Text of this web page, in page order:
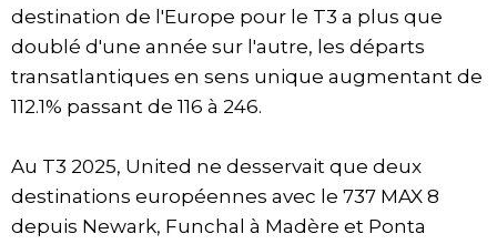
destination de l'Europe pour le T3 a plus que
doublé d'une année sur l'autre, les départs
transatlantiques en sens unique augmentant de
112.1% passant de 116 à 246.
Au T3 2025, United ne desservait que deux
destinations européennes avec le 737 MAX 8
depuis Newark, Funchal à Madère et Ponta